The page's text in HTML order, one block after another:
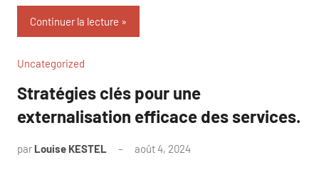
Continuer la lecture
Uncategorized
Stratégies clés pour une
externalisation efficace des services.
par Louise KESTEL août 4, 2024